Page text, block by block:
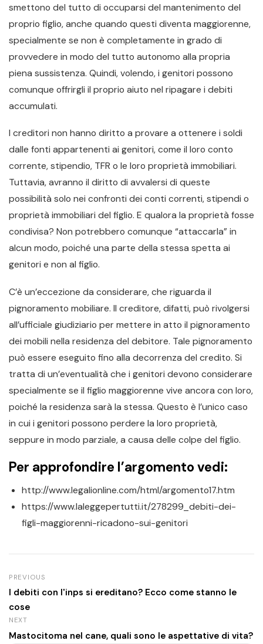
smettono del tutto di occuparsi del mantenimento del
proprio figlio, anche quando questi diventa maggiorenne,
specialmente se non è completamente in grado di
provvedere in modo del tutto autonomo alla propria
piena sussistenza. Quindi, volendo, i genitori possono
comunque offrirgli il proprio aiuto nel ripagare i debiti
accumulati.
I creditori non hanno diritto a provare a ottenere i soldi
dalle fonti appartenenti ai genitori, come il loro conto
corrente, stipendio, TFR o le loro proprietà immobiliari.
Tuttavia, avranno il diritto di avvalersi di queste
possibilità solo nei confronti dei conti correnti, stipendi o
proprietà immobiliari del figlio. E qualora la proprietà fosse
condivisa? Non potrebbero comunque “attaccarla” in
alcun modo, poiché una parte della stessa spetta ai
genitori e non al figlio.
C’è un’eccezione da considerare, che riguarda il
pignoramento mobiliare. Il creditore, difatti, può rivolgersi
all’ufficiale giudiziario per mettere in atto il pignoramento
dei mobili nella residenza del debitore. Tale pignoramento
può essere eseguito fino alla decorrenza del credito. Si
tratta di un’eventualità che i genitori devono considerare
specialmente se il figlio maggiorenne vive ancora con loro,
poiché la residenza sarà la stessa. Questo è l’unico caso
in cui i genitori possono perdere la loro proprietà,
seppure in modo parziale, a causa delle colpe del figlio.
Per approfondire l’argomento vedi:
http://www.legalionline.com/html/argomento17.htm
https://www.laleggepertutti.it/278299_debiti-dei-
figli-maggiorenni-ricadono-sui-genitori
PREVIOUS
I debiti con l'inps si ereditano? Ecco come stanno le
cose
NEXT
Mastocitoma nel cane, quali sono le aspettative di vita?